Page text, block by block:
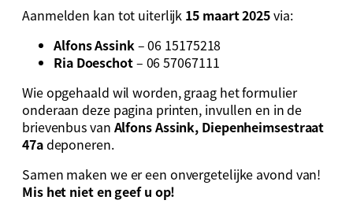
Aanmelden kan tot uiterlijk 15 maart 2025via:
Alfons Assink– 06 15175218
Ria Doeschot– 06 57067111
Wie opgehaald wil worden, graag het formulier
onderaan deze pagina printen, invullen en in de
brievenbus van Alfons Assink, Diepenheimsestraat
47adeponeren.
Samen maken we er een onvergetelijke avond van!
Mis het niet en geef u op!